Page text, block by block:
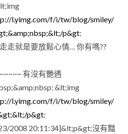
l.yimg.com/f/i/tw/blog/smiley/
p&gt;
走就是要放鬆心情… 你有嗎??
有沒有艷遇
&lt;img
l.yimg.com/f/i/tw/blog/smiley/
p&gt;
2008 20:11:34]&lt;p&gt;沒有豔